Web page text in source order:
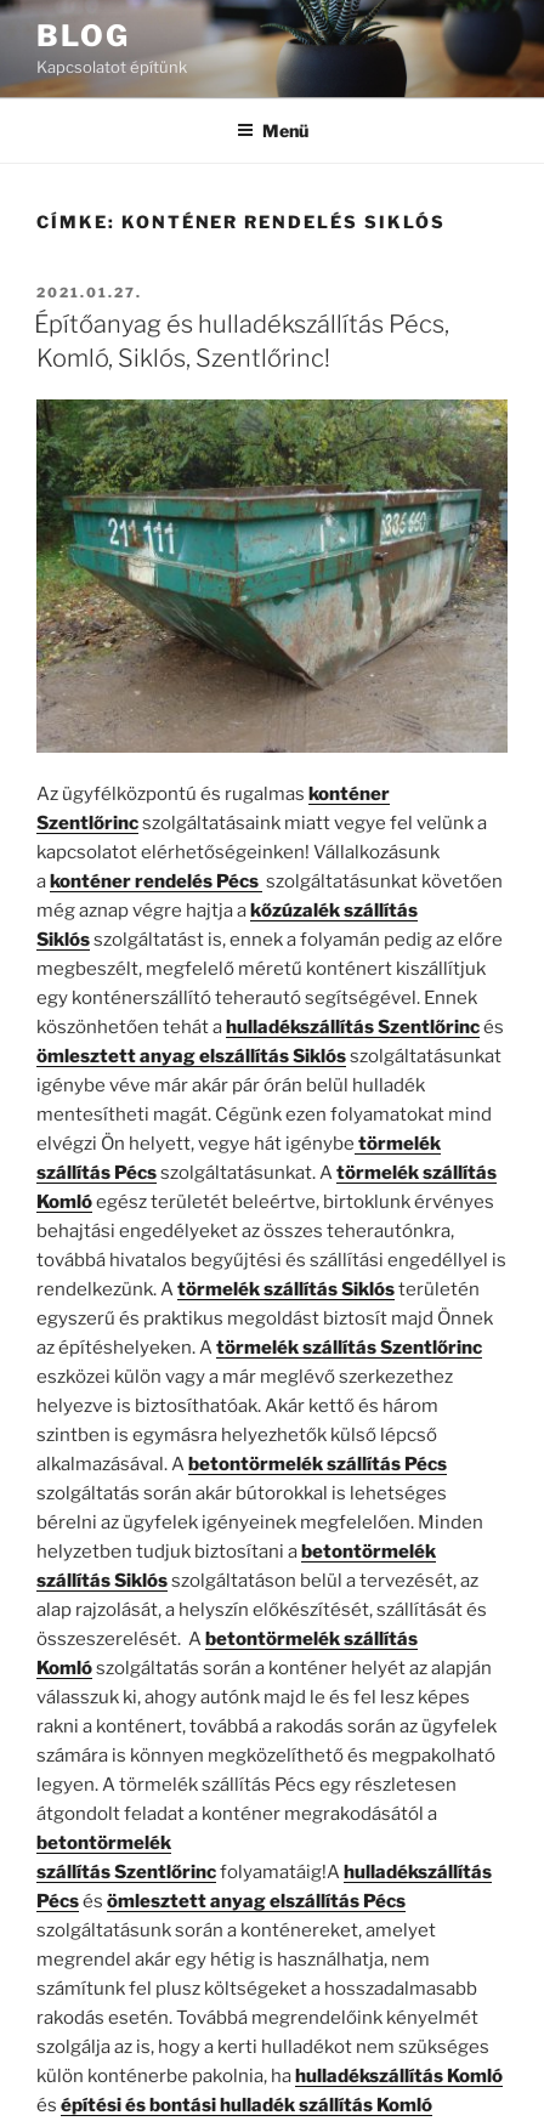
Tartalomhoz
BLOG
Kapcsolatot építünk
Menü
CÍMKE: KONTÉNER RENDELÉS SIKLÓS
BEKÜLDVE:
2021.01.27.
Építőanyag és hulladékszállítás Pécs,
Komló, Siklós, Szentlőrinc!
Az ügyfélközpontú és rugalmas konténer
Szentlőrincszolgáltatásaink miatt vegye fel velünk a
kapcsolatot elérhetőségeinken! Vállalkozásunk
akonténer rendelés Pécs szolgáltatásunkat követően
még aznap végre hajtja akőzúzalék szállítás
Siklósszolgáltatást is, ennek a folyamán pedig az előre
megbeszélt, megfelelő méretű konténert kiszállítjuk
egy konténerszállító teherautó segítségével. Ennek
köszönhetően tehát ahulladékszállítás Szentlőrincés
ömlesztett anyag elszállítás Siklósszolgáltatásunkat
igénybe véve már akár pár órán belül hulladék
mentesítheti magát. Cégünk ezen folyamatokat mind
elvégzi Ön helyett, vegye hát igénybe törmelék
szállítás Pécsszolgáltatásunkat. Atörmelék szállítás
Komlóegész területét beleértve, birtoklunk érvényes
behajtási engedélyeket az összes teherautónkra,
továbbá hivatalos begyűjtési és szállítási engedéllyel is
rendelkezünk. Atörmelék szállítás Siklósterületén
egyszerű és praktikus megoldást biztosít majd Önnek
az építéshelyeken. Atörmelék szállítás Szentlőrinc
eszközei külön vagy a már meglévő szerkezethez
helyezve is biztosíthatóak. Akár kettő és három
szintben is egymásra helyezhetők külső lépcső
alkalmazásával. Abetontörmelék szállítás Pécs
szolgáltatás során akár bútorokkal is lehetséges
bérelni az ügyfelek igényeinek megfelelően. Minden
helyzetben tudjuk biztosítani abetontörmelék
szállításSiklósszolgáltatáson belül a tervezését, az
alap rajzolását, a helyszín előkészítését, szállítását és
összeszerelését. Abetontörmelék szállítás
Komlószolgáltatás során a konténer helyét az alapján
válasszuk ki, ahogy autónk majd le és fel lesz képes
rakni a konténert, továbbá a rakodás során az ügyfelek
számára is könnyen megközelíthető és megpakolható
legyen. A törmelék szállítás Pécs egy részletesen
átgondolt feladat a konténer megrakodásától a
betontörmelék
szállításSzentlőrincfolyamatáig!Ahulladékszállítás
Pécsés ömlesztett anyag elszállítás Pécs
szolgáltatásunk során a konténereket, amelyet
megrendel akár egy hétig is használhatja, nem
számítunk fel plusz költségeket a hosszadalmasabb
rakodás esetén. Továbbá megrendelőink kényelmét
szolgálja az is, hogy a kerti hulladékot nem szükséges
külön konténerbe pakolnia, hahulladékszállítás Komló
és építési és bontási hulladék szállítás Komló